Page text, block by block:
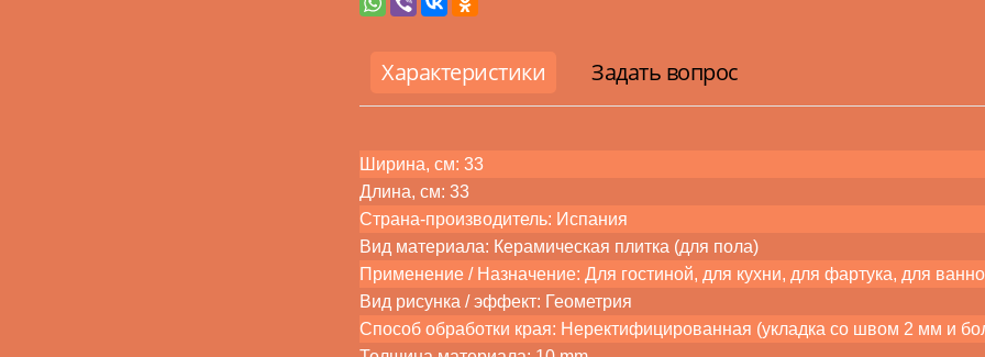
Характеристики Задать вопрос
Ширина, см: 33
Длина, см: 33
Страна-производитель: Испания
Вид материала: Керамическая плитка (для пола)
Применение / Назначение: Для гостиной, для кухни, для фартука, для
Вид рисунка / эффект: Геометрия
Способ обработки края: Неректифицированная (укладка со швом 2 мм и